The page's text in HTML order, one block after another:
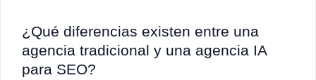
¿Qué diferencias existen entre una
agencia tradicional y una agencia IA
para SEO?